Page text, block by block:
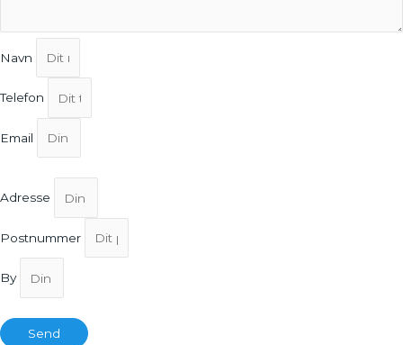
Navn
Telefon
Email
Adresse
Postnummer
By
Send